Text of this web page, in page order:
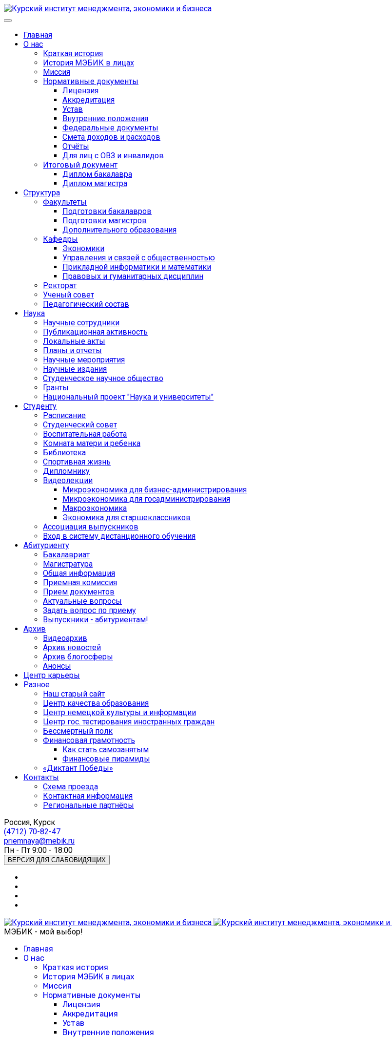
Главная
О нас
Краткая история
История МЭБИК в лицах
Миссия
Нормативные документы
Лицензия
Аккредитация
Устав
Внутренние положения
Федеральные документы
Смета доходов и расходов
Отчёты
Для лиц с ОВЗ и инвалидов
Итоговый документ
Диплом бакалавра
Диплом магистра
Структура
Факультеты
Подготовки бакалавров
Подготовки магистров
Дополнительного образования
Кафедры
Экономики
Управления и связей с общественностью
Прикладной информатики и математики
Правовых и гуманитарных дисциплин
Ректорат
Ученый совет
Педагогический состав
Наука
Научные сотрудники
Публикационная активность
Локальные акты
Планы и отчеты
Научные мероприятия
Научные издания
Студенческое научное общество
Гранты
Национальный проект "Наука и университеты"
Студенту
Расписание
Студенческий совет
Воспитательная работа
Комната матери и ребенка
Библиотека
Спортивная жизнь
Дипломнику
Видеолекции
Микроэкономика для бизнес-администрирования
Микроэкономика для госадминистрирования
Макроэкономика
Экономика для старшеклассников
Ассоциация выпускников
Вход в систему дистанционного обучения
Абитуриенту
Бакалавриат
Магистратура
Общая информация
Приемная комиссия
Прием документов
Актуальные вопросы
Задать вопрос по приему
Выпускники - абитуриентам!
Архив
Видеоархив
Архив новостей
Архив блогосферы
Анонсы
Центр карьеры
Разное
Наш старый сайт
Центр качества образования
Центр немецкой культуры и информации
Центр гос. тестирования иностранных граждан
Бессмертный полк
Финансовая грамотность
Как стать самозанятым
Финансовые пирамиды
«Диктант Победы»
Контакты
Схема проезда
Контактная информация
Региональные партнёры
Россия, Курск
(4712) 70-82-47
priemnaya@mebik.ru
Пн - Пт 9:00 - 18:00
ВЕРСИЯ ДЛЯ СЛАБОВИДЯЩИХ
МЭБИК - мой выбор!
Главная
О нас
Краткая история
История МЭБИК в лицах
Миссия
Нормативные документы
Лицензия
Аккредитация
Устав
Внутренние положения